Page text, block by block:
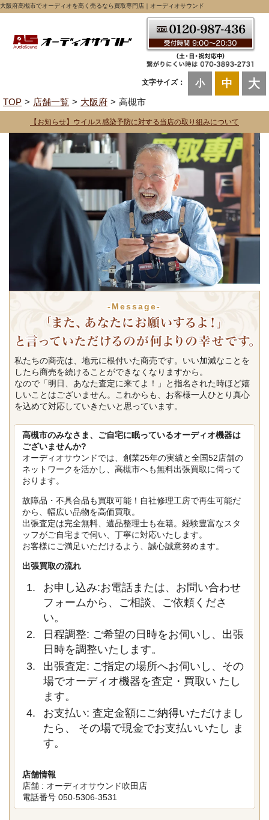
大阪府高槻市でオーディオを高く売るなら買取専門店｜オーディオサウンド
文字サイズ： 小 中 大
TOP 店舗一覧 大阪府 高槻市
【お知らせ】ウイルス感染予防に対する当店の取り組みについて
-Message-
私たちの商売は、地元に根付いた商売です。いい加減なことを
したら商売を続けることができなくなりますから。
なので「明日、あなた査定に来てよ！」と指名された時ほど嬉
しいことはございません。これからも、お客様一人ひとり真心
を込めて対応していきたいと思っています。
高槻市のみなさま、ご自宅に眠っているオーディオ機器は
ございませんか?
オーディオサウンドでは、創業25年の実績と全国52店舗の
ネットワークを活かし、高槻市へも無料出張買取に伺って
おります。
故障品・不具合品も買取可能！自社修理工房で再生可能だ
から、幅広い品物を高価買取。
出張査定は完全無料、遺品整理士も在籍。経験豊富なスタ
ッフがご自宅まで伺い、丁寧に対応いたします。
お客様にご満足いただけるよう、誠心誠意努めます。
出張買取の流れ
お申し込み:お電話または、お問い合わせ
フォームから、ご相談、ご依頼くださ
い。
日程調整: ご希望の日時をお伺いし、出張
日時を調整いたします。
出張査定: ご指定の場所へお伺いし、その
場でオーディオ機器を査定・買取い たし
ます。
お支払い: 査定金額にご納得いただけまし
たら、 その場で現金でお支払いいたし ま
す。
店舗情報
店舗 : オーディオサウンド吹田店
電話番号 050-5306-3531